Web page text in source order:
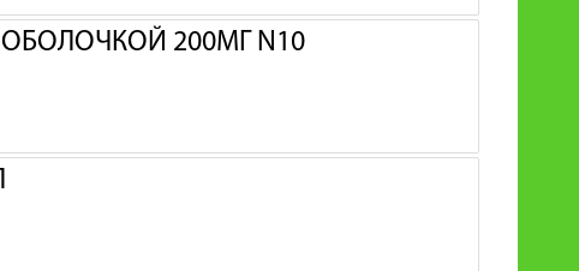
200МГ N10